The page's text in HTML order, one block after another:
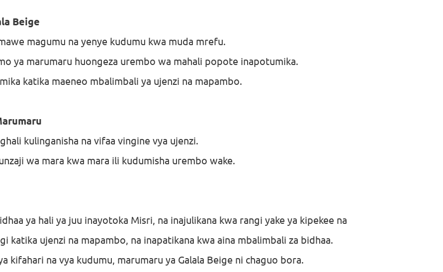
Beige
magumu na yenye kudumu kwa muda mrefu.
ya marumaru huongeza urembo wa mahali popote inapotumika.
katika maeneo mbalimbali ya ujenzi na mapambo.
kulinganisha na vifaa vingine vya ujenzi.
wa mara kwa mara ili kudumisha urembo wake.
ya hali ya juu inayotoka Misri, na inajulikana kwa rangi yake ya kipekee na
katika ujenzi na mapambo, na inapatikana kwa aina mbalimbali za bidhaa.
kifahari na vya kudumu, marumaru ya Galala Beige ni chaguo bora.